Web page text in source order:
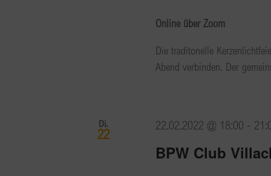
Online über Zoom
Die traditonelle
Abend verbinden. Der
Di.
22
BPW Club
22.02.2022 @ 18:00 -